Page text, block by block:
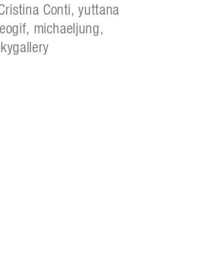
Conti, yuttana
michaeljung,